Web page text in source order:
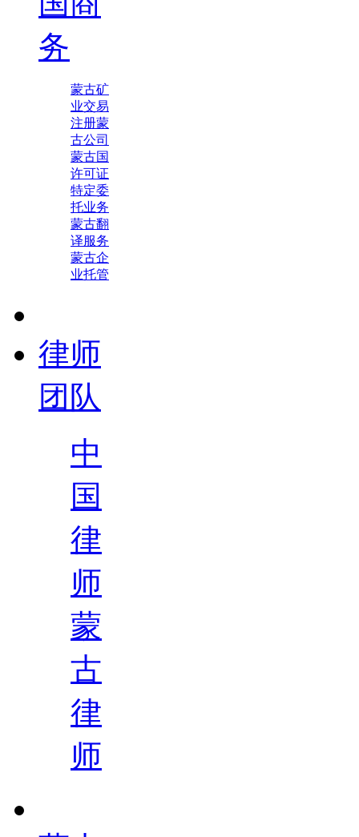
务
蒙古矿
业交易
注册蒙
古公司
蒙古国
许可证
特定委
托业务
蒙古翻
译服务
蒙古企
业托管
律师
团队
中
国
律
师
蒙
古
律
师